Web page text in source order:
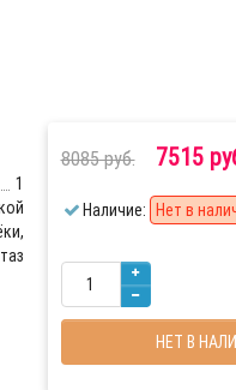
1
8085 руб. 7515
Наличие: Нет в
НЕТ В